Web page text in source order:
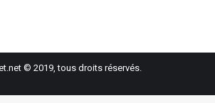
© 2019, tous droits réservés.